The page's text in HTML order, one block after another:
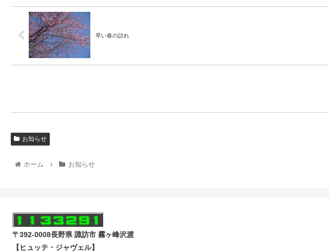
早い春の訪れ
お知らせ
ホーム お知らせ
〒392-0008長野県 諏訪市 霧ヶ峰沢渡
【ヒュッテ・ジャヴェル】